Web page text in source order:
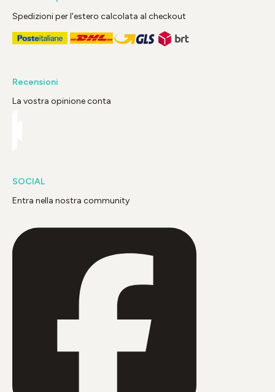
Spedizioni per l'estero calcolata al checkout
Recensioni
La vostra opinione conta
SOCIAL
Entra nella nostra community